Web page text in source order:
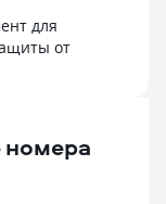
для
от